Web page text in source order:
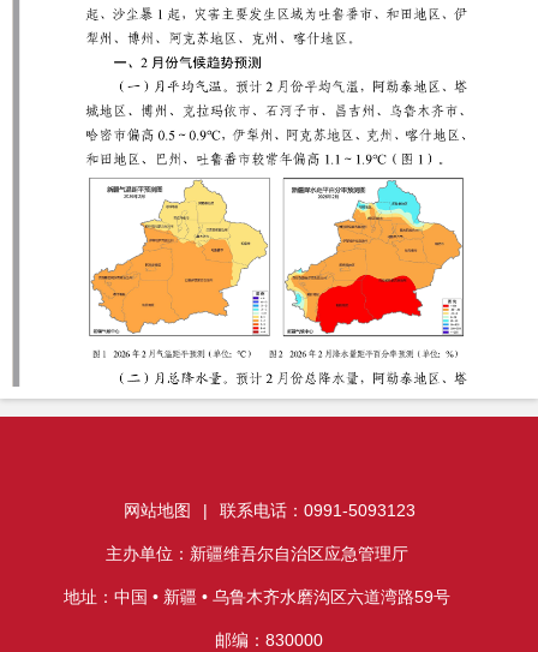
网站地图 | 联系电话：0991-5093123
主办单位：新疆维吾尔自治区应急管理厅
地址：中国 • 新疆 • 乌鲁木齐水磨沟区六道湾路59号
邮编：830000